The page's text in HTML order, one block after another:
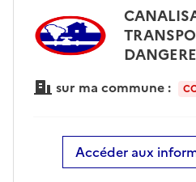
sur ma commune :
Accéder aux